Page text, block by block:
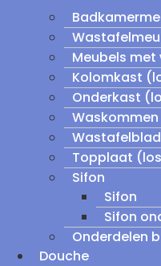
Meubels met
Kolomkast
Onderkast
Topplaat
Sifon
Sifon
Sifon
Onderdelen
Douche